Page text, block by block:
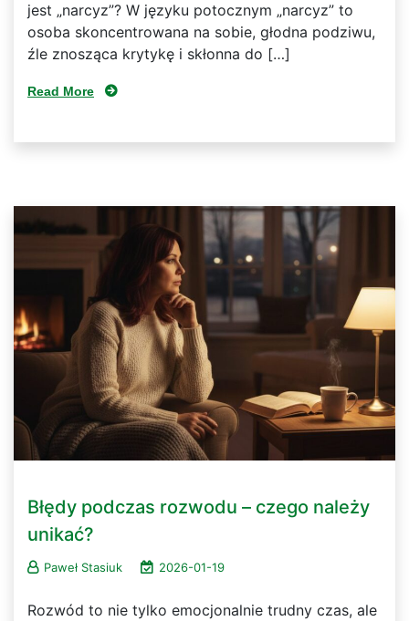
jest „narcyz”? W języku potocznym „narcyz” to
osoba skoncentrowana na sobie, głodna podziwu,
źle znosząca krytykę i skłonna do […]
Read More
Błędy podczas rozwodu – czego należy
unikać?
Paweł Stasiuk 2026-01-19
Rozwód to nie tylko emocjonalnie trudny czas, ale